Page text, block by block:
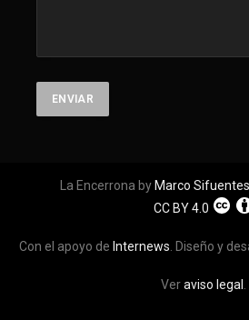
La Encerrona by Marco Sifuentes
CC BY 4.0
Con el apoyo de Internews . Diseño y
Veraviso legal